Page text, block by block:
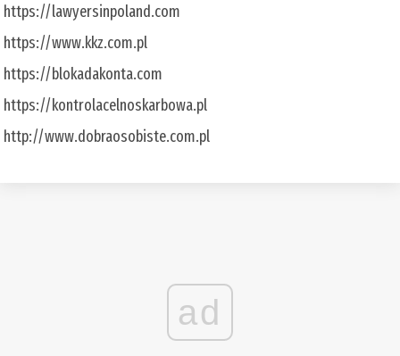
https://lawyersinpoland.com
https://www.kkz.com.pl
https://blokadakonta.com
https://kontrolacelnoskarbowa.pl
http://www.dobraosobiste.com.pl
ad